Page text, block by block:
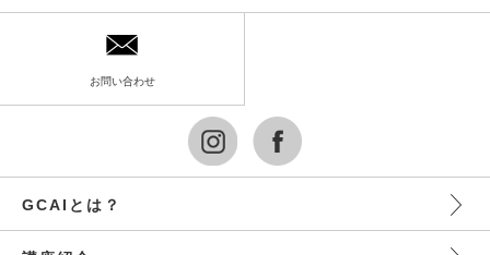
お問い合わせ
GCAIとは？